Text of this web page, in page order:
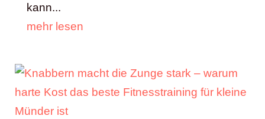
kann...
mehr lesen